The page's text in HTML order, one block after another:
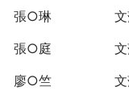
張○琳
張○庭
廖○竺